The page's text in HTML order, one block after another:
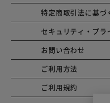
特定商取引法に基づ
セキュリティ・プラ
お問い合わせ
ご利用方法
ご利用規約